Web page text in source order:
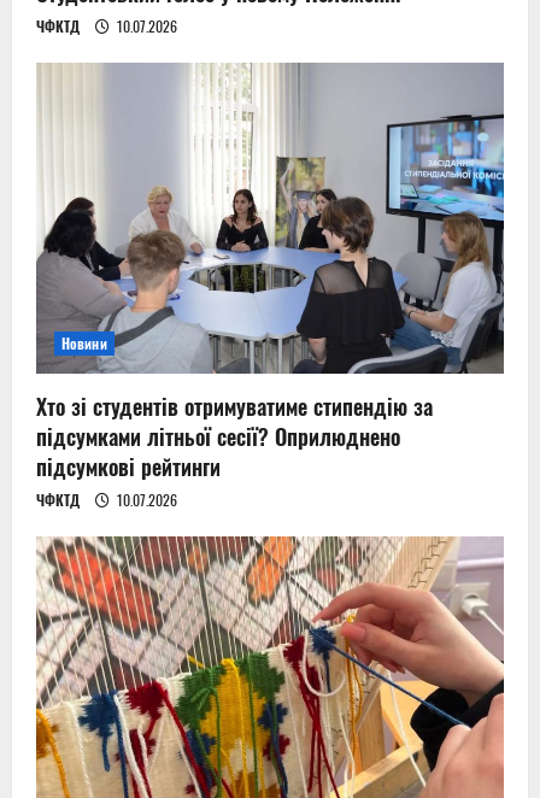
ЧФКТД 10.07.2026
Новини
Хто зі студентів отримуватиме стипендію за
підсумками літньої сесії? Оприлюднено
підсумкові рейтинги
ЧФКТД 10.07.2026